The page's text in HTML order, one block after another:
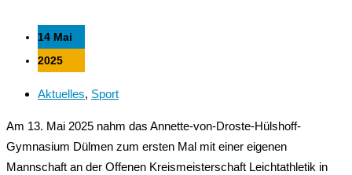
14 Mai
2025
Aktuelles, Sport
Am 13. Mai 2025 nahm das Annette-von-Droste-Hülshoff-
Gymnasium Dülmen zum ersten Mal mit einer eigenen
Mannschaft an der Offenen Kreismeisterschaft Leichtathletik in